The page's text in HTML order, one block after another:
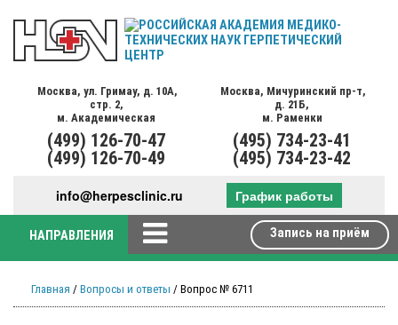
Москва, ул. Гримау, д. 10А,
стр. 2,
м. Академическая
(499) 126-70-47
(499) 126-70-49
Москва, Мичуринский пр-т,
д. 21Б,
м. Раменки
(495) 734-23-41
(495) 734-23-42
info@herpesclinic.ru График работы
НАПРАВЛЕНИЯ Запись на приём
Главная / Вопросы и ответы / Вопрос № 6711